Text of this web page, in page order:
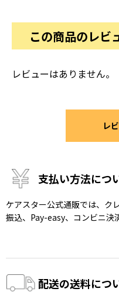
この商品のレビ
レビューはありません。
レ
支払い方法につ
ケアスター公式通販では、ク
振込、Pay-easy、コンビニ決
配送の送料につ